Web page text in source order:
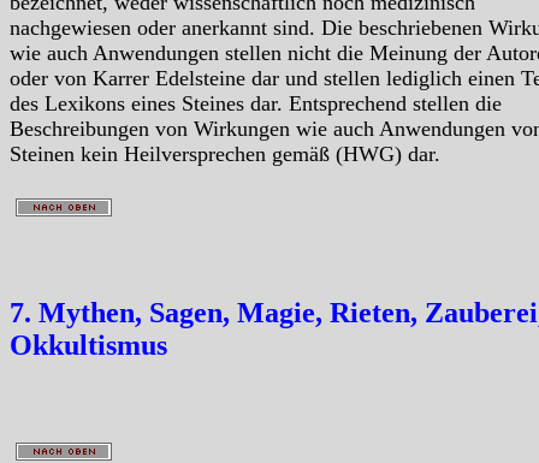
nachgewiesen oder anerkannt sind. Die beschriebenen
wie auch Anwendungen stellen nicht die Meinung der
oder von Karrer Edelsteine dar und stellen lediglich einen
des Lexikons eines Steines dar. Entsprechend stellen die
Beschreibungen von Wirkungen wie auch Anwendungen
Steinen kein Heilversprechen gemäß (HWG) dar.
7. Mythen, Sagen, Magie, Rieten,
Okkultismus